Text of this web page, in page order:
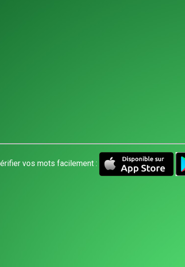
vos mots facilement :